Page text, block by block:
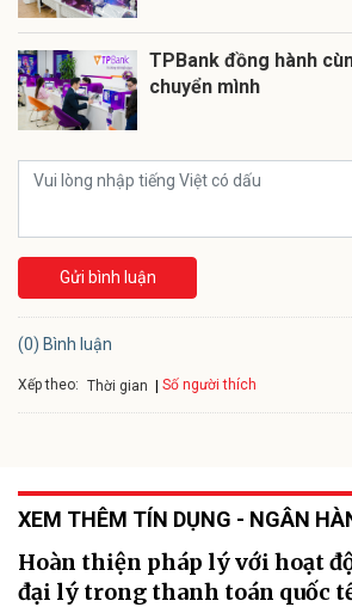
TPBank đồng hành
chuyển mình
Gửi bình luận
(0) Bình luận
Xếp theo: Thời gian Số người thích
XEM THÊM TÍN DỤNG - NGÂN
Hoàn thiện pháp lý với hoạt
đại lý trong thanh toán quốc